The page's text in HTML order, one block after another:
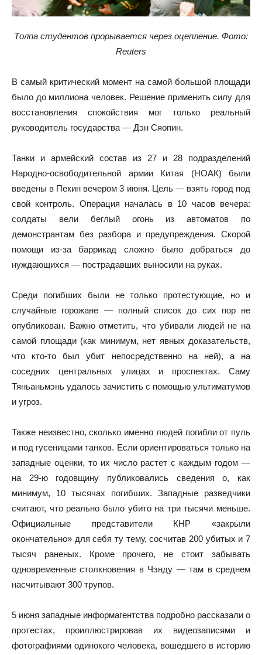
Толпа студентов прорывается через оцепление. Фото:
Reuters
В самый критический момент на самой большой площади
было до миллиона человек. Решение применить силу для
восстановления спокойствия мог только реальный
руководитель государства — Дэн Сяопин.
Танки и армейский состав из 27 и 28 подразделений
Народно-освободительной армии Китая (НОАК) были
введены в Пекин вечером 3 июня. Цель — взять город под
свой контроль. Операция началась в 10 часов вечера:
солдаты вели беглый огонь из автоматов по
демонстрантам без разбора и предупреждения. Скорой
помощи из-за баррикад сложно было добраться до
нуждающихся — пострадавших выносили на руках.
Среди погибших были не только протестующие, но и
случайные горожане — полный список до сих пор не
опубликован. Важно отметить, что убивали людей не на
самой площади (как минимум, нет явных доказательств,
что кто-то был убит непосредственно на ней), а на
соседних центральных улицах и проспектах. Саму
Тяньаньмэнь удалось зачистить с помощью ультиматумов
и угроз.
Также неизвестно, сколько именно людей погибли от пуль
и под гусеницами танков. Если ориентироваться только на
западные оценки, то их число растет с каждым годом —
на 29-ю годовщину публиковались сведения о, как
минимум, 10 тысячах погибших. Западные разведчики
считают, что реально было убито на три тысячи меньше.
Официальные представители КНР «закрыли
окончательно» для себя ту тему, сосчитав 200 убитых и 7
тысяч раненых. Кроме прочего, не стоит забывать
одновременные столкновения в Чэнду — там в среднем
насчитывают 300 трупов.
5 июня западные информагентства подробно рассказали о
протестах, проиллюстрировав их видеозаписями и
фотографиями одинокого человека, вошедшего в историю